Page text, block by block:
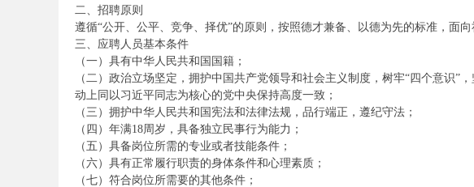
二、招聘原则
遵循“公开、公平、竞争、择优”的原则，按照德才兼备、以德为先的标准，面
三、应聘人员基本条件
（一）具有中华人民共和国国籍；
（二）政治立场坚定，拥护中国共产党领导和社会主义制度，树牢“四个意识”
动上同以习近平同志为核心的党中央保持高度一致；
（三）拥护中华人民共和国宪法和法律法规，品行端正，遵纪守法；
（四）年满18周岁，具备独立民事行为能力；
（五）具备岗位所需的专业或者技能条件；
（六）具有正常履行职责的身体条件和心理素质；
（七）符合岗位所需要的其他条件；